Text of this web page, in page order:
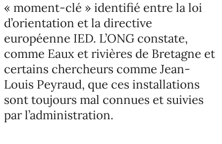
« moment-clé » identifié entre la loi
d’orientation et la directive
européenne IED. L’ONG constate,
comme Eaux et rivières de Bretagne et
certains chercheurs comme Jean-
Louis Peyraud, que ces installations
sont toujours mal connues et suivies
par l’administration.